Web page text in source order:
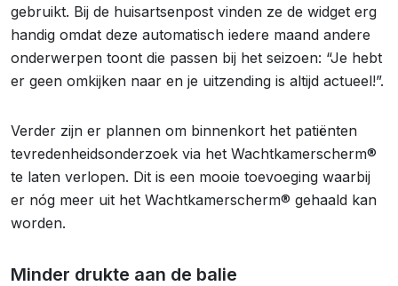
gebruikt. Bij de huisartsenpost vinden ze de widget erg
handig omdat deze automatisch iedere maand andere
onderwerpen toont die passen bij het seizoen: “Je hebt
er geen omkijken naar en je uitzending is altijd actueel!”.
Verder zijn er plannen om binnenkort het patiënten
tevredenheidsonderzoek via het Wachtkamerscherm®
te laten verlopen. Dit is een mooie toevoeging waarbij
er nóg meer uit het Wachtkamerscherm® gehaald kan
worden.
Minder drukte aan de balie